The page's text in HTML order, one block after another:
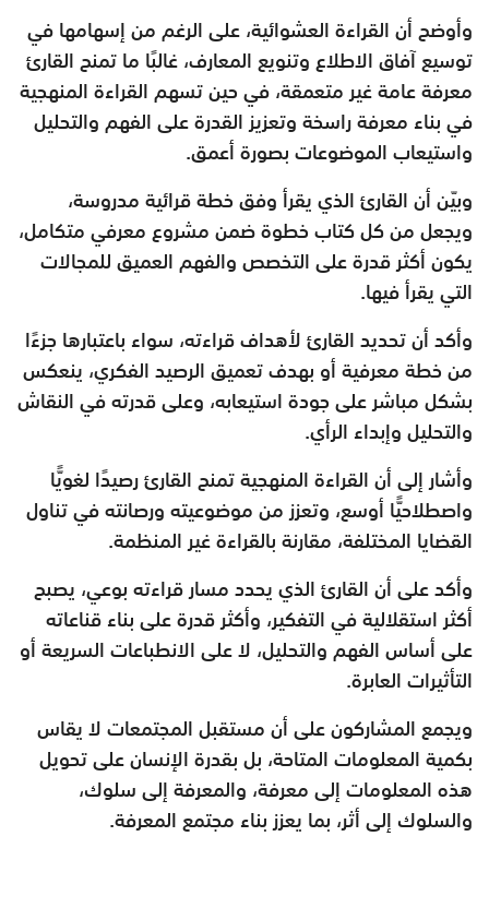
وأوضح أن القراءة العشوائية، على الرغم من إسهامها في
توسيع آفاق الاطلاع وتنويع المعارف، غالبًا ما تمنح القارئ
معرفة عامة غير متعمقة، في حين تسهم القراءة المنهجية
في بناء معرفة راسخة وتعزيز القدرة على الفهم والتحليل
واستيعاب الموضوعات بصورة أعمق.
وبيّن أن القارئ الذي يقرأ وفق خطة قرائية مدروسة،
ويجعل من كل كتاب خطوة ضمن مشروع معرفي متكامل،
يكون أكثر قدرة على التخصص والفهم العميق للمجالات
التي يقرأ فيها.
وأكد أن تحديد القارئ لأهداف قراءته، سواء باعتبارها جزءًا
من خطة معرفية أو بهدف تعميق الرصيد الفكري، ينعكس
بشكل مباشر على جودة استيعابه، وعلى قدرته في النقاش
والتحليل وإبداء الرأي.
وأشار إلى أن القراءة المنهجية تمنح القارئ رصيدًا لغويًّا
واصطلاحيًّا أوسع، وتعزز من موضوعيته ورصانته في تناول
القضايا المختلفة، مقارنة بالقراءة غير المنظمة.
وأكد على أن القارئ الذي يحدد مسار قراءته بوعي، يصبح
أكثر استقلالية في التفكير، وأكثر قدرة على بناء قناعاته
على أساس الفهم والتحليل، لا على الانطباعات السريعة أو
التأثيرات العابرة.
ويجمع المشاركون على أن مستقبل المجتمعات لا يقاس
بكمية المعلومات المتاحة، بل بقدرة الإنسان على تحويل
هذه المعلومات إلى معرفة، والمعرفة إلى سلوك،
والسلوك إلى أثر، بما يعزز بناء مجتمع المعرفة.